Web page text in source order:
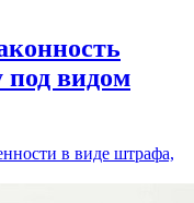
под видом
в виде штрафа,